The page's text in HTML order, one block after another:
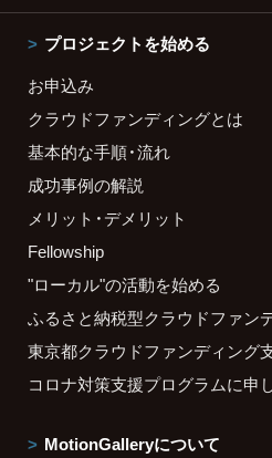
プロジェクトを始める
お申込み
クラウドファンディングとは
基本的な手順・流れ
成功事例の解説
メリット・デメリット
Fellowship
"ローカル"の活動を始める
ふるさと納税型クラウドファン
東京都クラウドファンディング
コロナ対策支援プログラムに申
MotionGalleryについて